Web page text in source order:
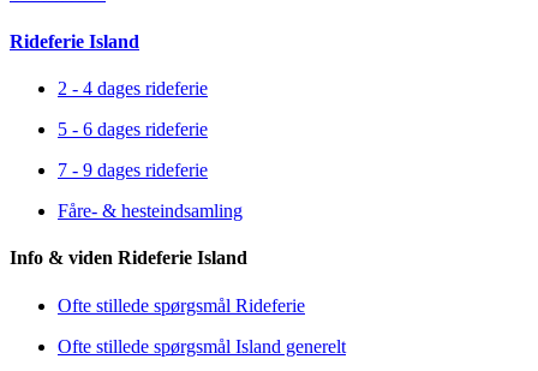
Rideferie Island
2 - 4 dages rideferie
5 - 6 dages rideferie
7 - 9 dages rideferie
Fåre- & hesteindsamling
Info & viden Rideferie Island
Ofte stillede spørgsmål Rideferie
Ofte stillede spørgsmål Island generelt